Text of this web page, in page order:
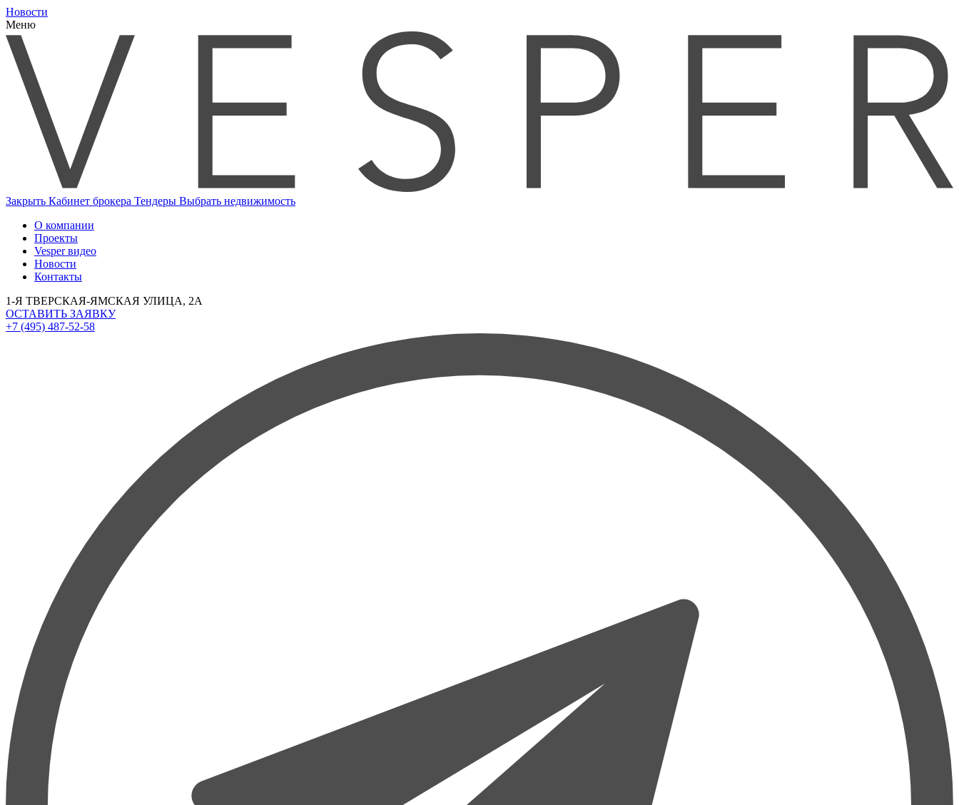
Новости
Меню
Закрыть Кабинет брокера Тендеры Выбрать недвижимость
О компании
Проекты
Vesper видео
Новости
Контакты
1-Я ТВЕРСКАЯ-ЯМСКАЯ УЛИЦА, 2А
ОСТАВИТЬ ЗАЯВКУ
+7 (495) 487-52-58